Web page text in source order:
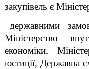
закупівель є
державними
Міністерство
економіки,
юстиції, Державна